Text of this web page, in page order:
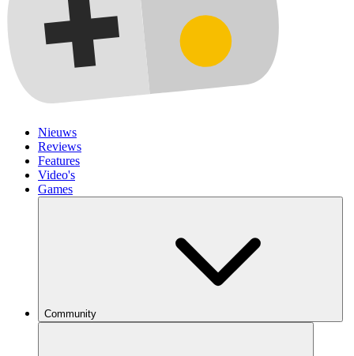
Nieuws
Reviews
Features
Video's
Games
Community